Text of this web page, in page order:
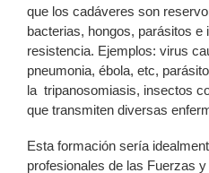
que los cadáveres son
bacterias, hongos, parásitos
resistencia. Ejemplos: virus
pneumonia, ébola, etc,
la tripanosomiasis, insectos
que transmiten diversas
Esta formación sería
profesionales de las Fuerzas